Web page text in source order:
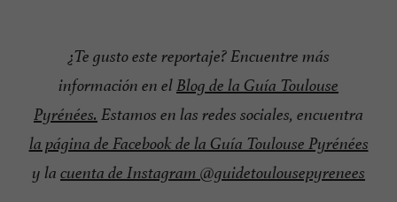
¿Te gusto este reportaje? Encuentre más
información en elBlog de la Guía Toulouse
Pyrénées. Estamos en las redes sociales, encuentra
la página de Facebook de la Guía Toulouse Pyrénées
y la cuenta de Instagram @guidetoulousepyrenees